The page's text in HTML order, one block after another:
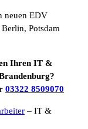
neuen EDV
Potsdam
Ihren IT &
03322 8509070
– IT &